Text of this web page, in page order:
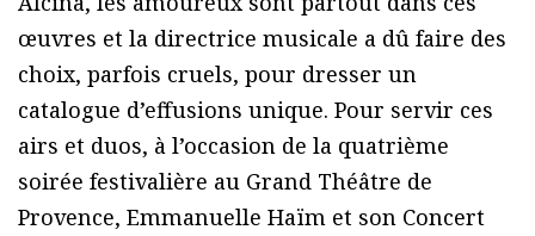
œuvres et la directrice musicale a dû faire des
choix, parfois cruels, pour dresser un
catalogue d’effusions unique. Pour servir ces
airs et duos, à l’occasion de la quatrième
soirée festivalière au Grand Théâtre de
Provence, Emmanuelle Haïm et son Concert